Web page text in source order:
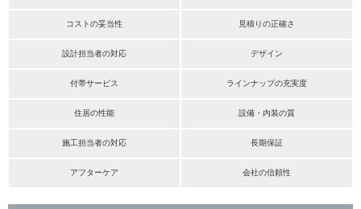
コストの妥当性 見積りの正確さ
設計担当者の対応 デザイン
付帯サービス ラインナップの充実度
住居の性能 設備・内装の質
施工担当者の対応 長期保証
アフターケア 会社の信頼性